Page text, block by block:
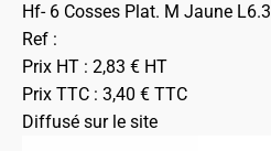
Hf- 6 Cosses Plat. M Jaune L6.3
Ref :
Prix HT : 2,83 € HT
Prix TTC : 3,40 € TTC
Diffusé sur le site